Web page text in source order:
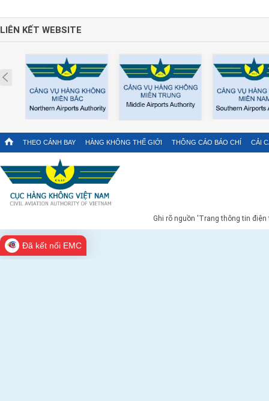
LIÊN KẾT WEBSITE
Prev
THEO CÁNH BAY HÀNG KHÔNG THẾ GIỚI THÔNG CÁO BÁO CHÍ CẢI
Ghi rõ nguồn 'Trang thông tin
Đã kết nối EMC